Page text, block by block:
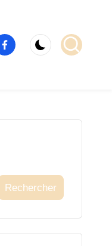
Rechercher